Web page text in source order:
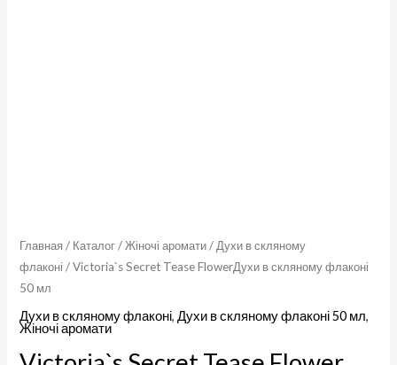
Главная / Каталог/Жіночі аромати/ Духи в скляному
флаконі / Victoria`s Secret Tease FlowerДухи в скляному флаконі
50 мл
Духи в скляному флаконі,Духи в скляному флаконі 50 мл,
Жіночі аромати